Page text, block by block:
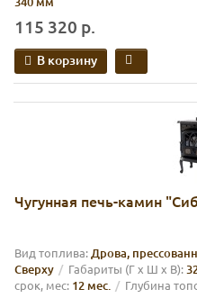
115 320 р.
В корзину
Чугунная печь-камин
Вид топлива:Дрова,
Cверху Габариты (Г х Ш х В):
срок, мес: 12 мес. Глубина